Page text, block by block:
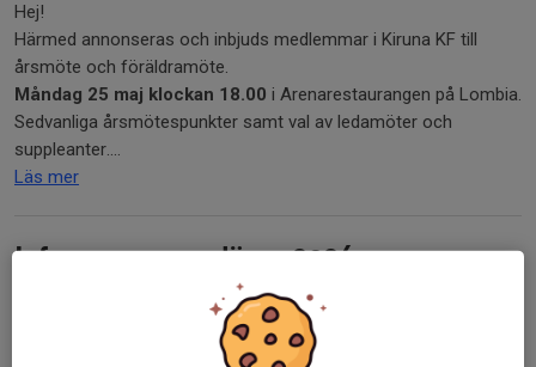
Hej!
Härmed annonseras och inbjuds medlemmar i Kiruna KF till
årsmöte och föräldramöte.
Måndag 25 maj klockan 18.00 i Arenarestaurangen på Lombia.
Sedvanliga årsmötespunkter samt val av ledamöter och
suppleanter....
Läs mer
Info om sommarläger 2026
0 kommentarer
Nu är det dags att börja leta efter träningsläger inför sommaren.
Nedan kommer rekommendationer samt tips på läger som vi i